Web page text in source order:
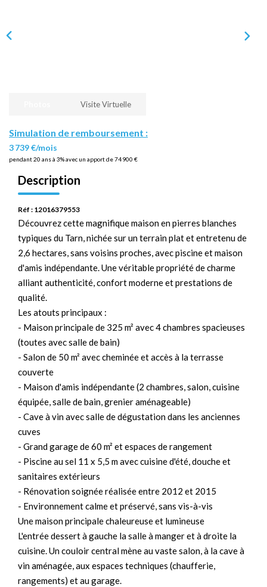
Simulation de remboursement :
3 739 €/mois
pendant 20 ans à 3% avec un apport de 74 900 €
Visite Virtuelle
Description
Réf : 12016379553
Découvrez cette magnifique maison en pierres blanches
typiques du Tarn, nichée sur un terrain plat et entretenu de
2,6 hectares, sans voisins proches, avec piscine et maison
d'amis indépendante. Une véritable propriété de charme
alliant authenticité, confort moderne et prestations de
qualité.
Les atouts principaux :
- Maison principale de 325 m² avec 4 chambres spacieuses
(toutes avec salle de bain)
- Salon de 50 m² avec cheminée et accès à la terrasse
couverte
- Maison d'amis indépendante (2 chambres, salon, cuisine
équipée, salle de bain, grenier aménageable)
- Cave à vin avec salle de dégustation dans les anciennes
cuves
- Grand garage de 60 m² et espaces de rangement
- Piscine au sel 11 x 5,5 m avec cuisine d'été, douche et
sanitaires extérieurs
- Rénovation soignée réalisée entre 2012 et 2015
- Environnement calme et préservé, sans vis-à-vis
Une maison principale chaleureuse et lumineuse
L'entrée dessert à gauche la salle à manger et à droite la
cuisine. Un couloir central mène au vaste salon, à la cave à
vin aménagée, aux espaces techniques (chaufferie,
rangements) et au garage.